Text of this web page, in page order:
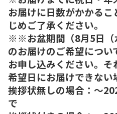
お届けに日数がかかる
じめご了承ください。
※※お盆期間（8月5日（
のお届けのご希望につ
お申し込みください。
希望日にお届けできない
挨拶状無しの場合：～
で